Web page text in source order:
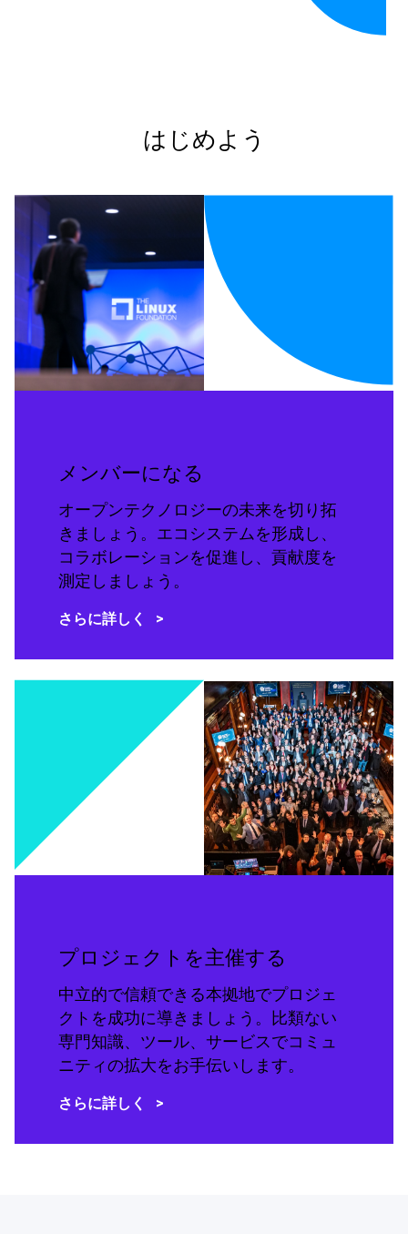
はじめよう
メンバーになる
オープンテクノロジーの未来を切り拓
きましょう。エコシステムを形成し、
コラボレーションを促進し、貢献度を
測定しましょう。
さらに詳しく
プロジェクトを主催する
中立的で信頼できる本拠地でプロジェ
クトを成功に導きましょう。比類ない
専門知識、ツール、サービスでコミュ
ニティの拡大をお手伝いします。
さらに詳しく